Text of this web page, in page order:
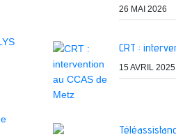
26 MAI 2026
15 AVRIL 2025